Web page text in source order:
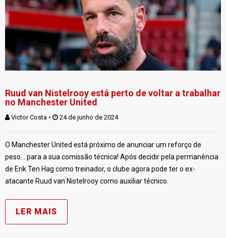
Ruud van Nistelrooy está perto de voltar a trabalhar
no Manchester United
Victor Costa • 24 de junho de 2024
O Manchester United está próximo de anunciar um reforço de
peso… para a sua comissão técnica! Após decidir pela permanência
de Erik Ten Hag como treinador, o clube agora pode ter o ex-
atacante Ruud van Nistelrooy como auxiliar técnico.
LER MAIS